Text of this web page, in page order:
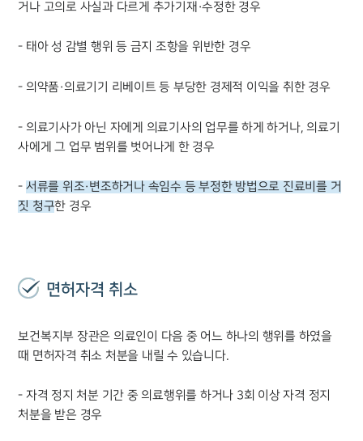
거나 고의로 사실과 다르게 추가기재·수정한 경우
- 태아 성 감별 행위 등 금지 조항을 위반한 경우
- 의약품·의료기기 리베이트 등 부당한 경제적 이익을 취한 경우
- 의료기사가 아닌 자에게 의료기사의 업무를 하게 하거나, 의료기
사에게 그 업무 범위를 벗어나게 한 경우
- 서류를 위조·변조하거나 속임수 등 부정한 방법으로 진료비를 거
짓 청구한 경우
면허자격 취소
보건복지부 장관은 의료인이 다음 중 어느 하나의 행위를 하였을
때 면허자격 취소 처분을 내릴 수 있습니다.
- 자격 정지 처분 기간 중 의료행위를 하거나 3회 이상 자격 정지
처분을 받은 경우